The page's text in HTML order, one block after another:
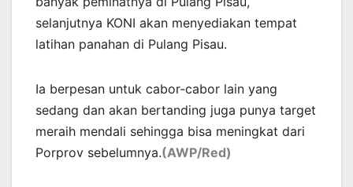
selanjutnya KONI akan menyediakan tempat
latihan panahan di Pulang Pisau.
Ia berpesan untuk cabor-cabor lain yang
sedang dan akan bertanding juga punya target
meraih mendali sehingga bisa meningkat dari
Porprov sebelumnya.(AWP/Red)